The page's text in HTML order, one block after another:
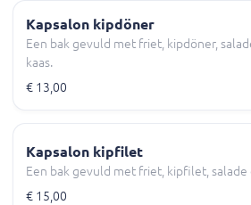
Kapsalon kipdöner
Een bak gevuld met friet, kipdöner,
kaas.
€ 13,00
Kapsalon kipfilet
Een bak gevuld met friet, kipfilet, salade
€ 15,00